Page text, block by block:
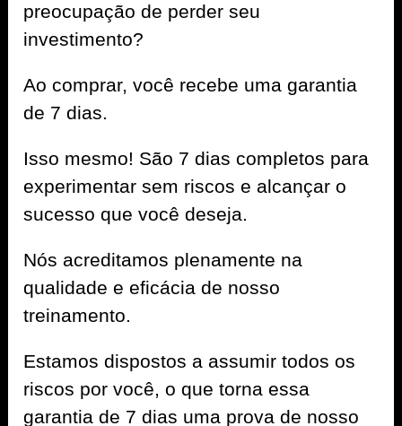
preocupação de perder seu
investimento?
Ao comprar, você recebe uma garantia
de 7 dias.
Isso mesmo! São 7 dias completos para
experimentar sem riscos e alcançar o
sucesso que você deseja.
Nós acreditamos plenamente na
qualidade e eficácia de nosso
treinamento.
Estamos dispostos a assumir todos os
riscos por você, o que torna essa
garantia de 7 dias uma prova de nosso